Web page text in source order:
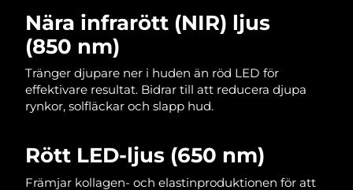
Nära infrarött (NIR) ljus
(850 nm)
Tränger djupare ner i huden än röd LED för
effektivare resultat. Bidrar till att reducera djupa
rynkor, solfläckar och slapp hud.
Rött LED-ljus (650 nm)
Främjar kollagen- och elastinproduktionen för att
Nederländerna
Nya Zeeland Förväntad leverans 10/08/2026
Oman Förväntad leverans